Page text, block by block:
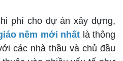
cho dự án xây dựng,
nêm mới nhất là thông
các nhà thầu và chủ đầu